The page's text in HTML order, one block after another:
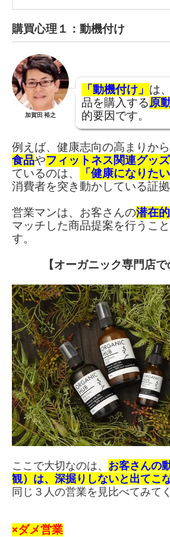
購買心理１：動機付け
加賀田 裕之
「動機付け」 は
品を購入する原
的要因です。
例えば、健康志向の高まりから
食品やフィットネス関連グッズ
ているのは、
「健康になりたい
消費者を突き動かしている証拠
営業マンは、お客さんの潜在
マッチした商品提案を行うこ
す。
【オーガニック専門店で
ここで大切なのは、 お客さんの
観）は、深掘りしないと出てこ
同じ３人の営業を見比べてみて
×ダメ営業